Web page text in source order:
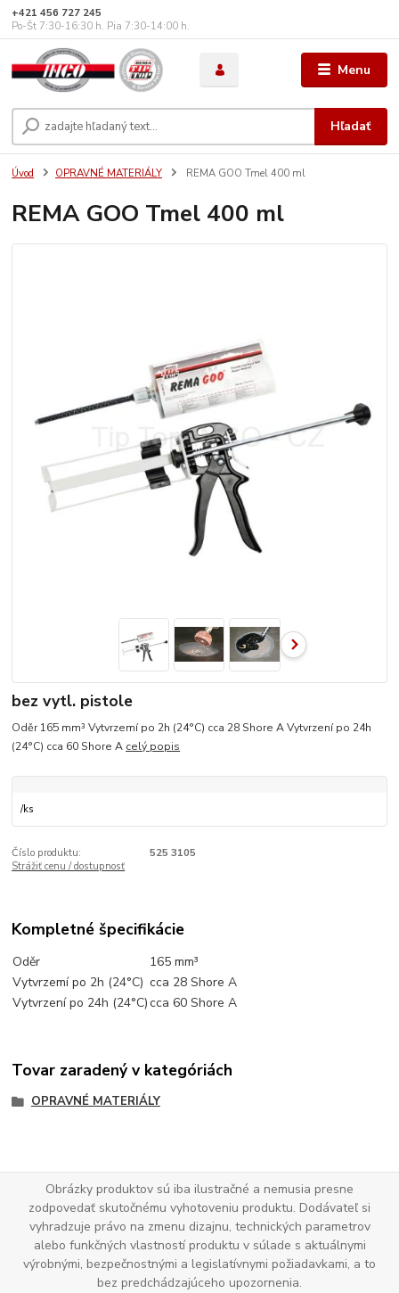
Menu
Hľadať
+421 456 727 245
Po-Št 7:30-16:30 h. Pia 7:30-14:00 h.
Úvod OPRAVNÉ MATERIÁLY REMA GOO Tmel 400 ml
REMA GOO Tmel 400 ml
bez vytl. pistole
Oděr 165 mm³ Vytvrzemí po 2h (24°C) cca 28 Shore A Vytvrzení po 24h
(24°C) cca 60 Shore A celý popis
/ks
Číslo produktu:
525 3105
Strážiť cenu / dostupnosť
Kompletné špecifikácie
Oděr
165 mm³
Vytvrzemí po 2h (24°C) cca 28 Shore A
Vytvrzení po 24h (24°C)cca 60 Shore A
Tovar zaradený v kategóriách
OPRAVNÉ MATERIÁLY
Obrázky produktov sú iba ilustračné a nemusia presne
zodpovedať skutočnému vyhotoveniu produktu. Dodávateľ si
vyhradzuje právo na zmenu dizajnu, technických parametrov
alebo funkčných vlastností produktu v súlade s aktuálnymi
výrobnými, bezpečnostnými a legislatívnymi požiadavkami, a to
bez predchádzajúceho upozornenia.